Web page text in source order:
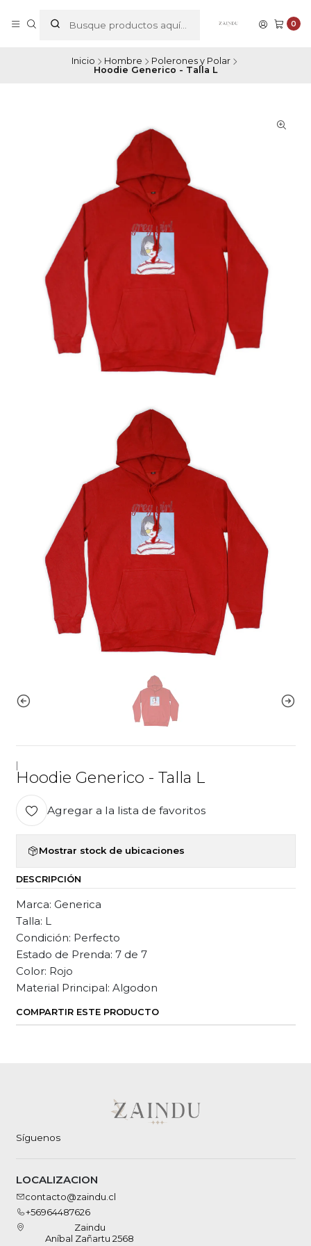
0
Inicio Hombre
Polerones y Polar
Hoodie Generico - Talla L
Hoodie Generico - Talla L
Agregar a la lista de favoritos
Mostrar stock de ubicaciones
DESCRIPCIÓN
Marca: Generica
Talla: L
Condición: Perfecto
Estado de Prenda: 7 de 7
Color: Rojo
Material Principal: Algodon
COMPARTIR ESTE PRODUCTO
Síguenos
LOCALIZACION
contacto@zaindu.cl
+56964487626
Zaindu
Aníbal Zañartu 2568